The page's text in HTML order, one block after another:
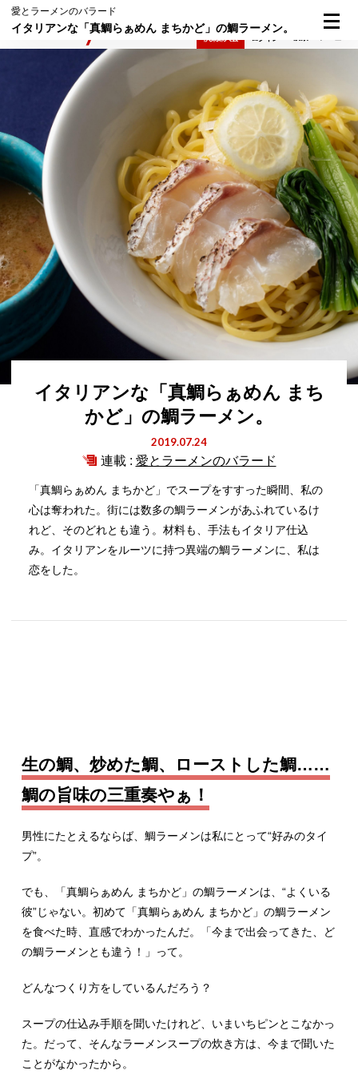
愛とラーメンのバラード
イタリアンな「真鯛らぁめん まちかど」の鯛ラーメン。
イタリアンな「真鯛らぁめん まち
かど」の鯛ラーメン。
2019.07.24
連載 : 愛とラーメンのバラード
「真鯛らぁめん まちかど」でスープをすすった瞬間、私の
心は奪われた。街には数多の鯛ラーメンがあふれているけ
れど、そのどれとも違う。材料も、手法もイタリア仕込
み。イタリアンをルーツに持つ異端の鯛ラーメンに、私は
恋をした。
生の鯛、炒めた鯛、ローストした鯛……
鯛の旨味の三重奏やぁ！
男性にたとえるならば、鯛ラーメンは私にとって“好みのタイ
プ”。
でも、「真鯛らぁめん まちかど」の鯛ラーメンは、“よくいる
彼”じゃない。初めて「真鯛らぁめん まちかど」の鯛ラーメン
を食べた時、直感でわかったんだ。「今まで出会ってきた、ど
の鯛ラーメンとも違う！」って。
どんなつくり方をしているんだろう？
スープの仕込み手順を聞いたけれど、いまいちピンとこなかっ
た。だって、そんなラーメンスープの炊き方は、今まで聞いた
ことがなかったから。